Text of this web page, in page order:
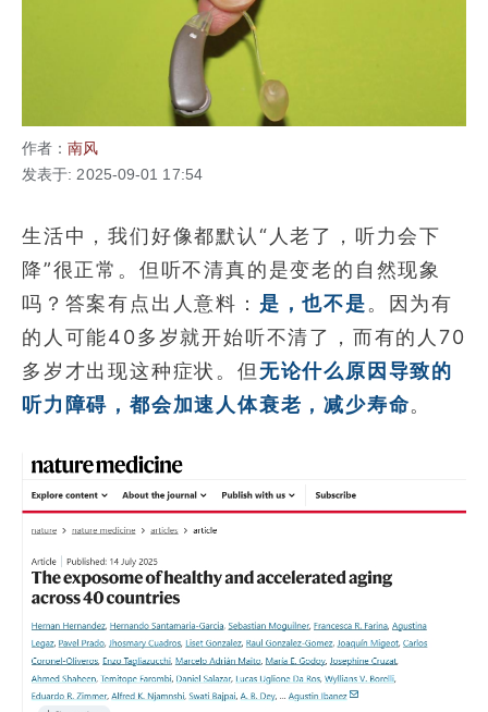
作者：南风
发表于: 2025-09-01 17:54
生活中，我们好像都默认“人老了，听力会下
降”很正常。但听不清真的是变老的自然现象
吗？答案有点出人意料： 是，也不是。因为有
的人可能40多岁就开始听不清了，而有的人70
多岁才出现这种症状。但无论什么原因导致的
听力障碍，都会加速人体衰老，减少寿命。